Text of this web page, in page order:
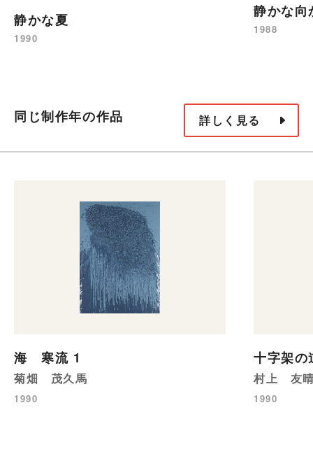
静かな夏
1990
静かな向
1988
同じ制作年の作品 詳しく見る
海 寒流 1
菊畑 茂久馬
1990
十字架
村上 友
1990